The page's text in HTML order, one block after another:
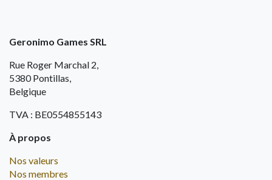
Geronimo Games SRL
Rue Roger Marchal 2,
5380 Pontillas,
Belgique
TVA : BE0554855143
À propos
Nos valeurs
Nos membres